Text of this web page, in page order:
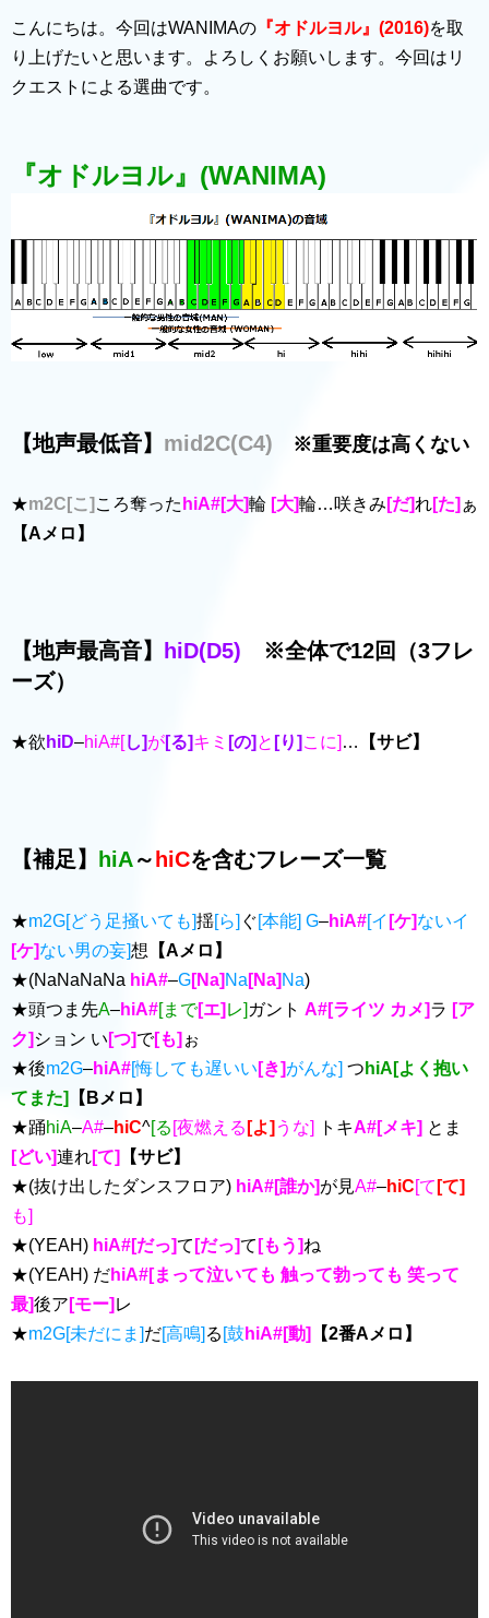
こんにちは。今回はWANIMAの 『オドルヨル』(2016)を取
り上げたいと思います。よろしくお願いします。今回はリ
クエストによる選曲です。
『オドルヨル』(WANIMA)
【地声最低音】 mid2C(C4) ※重要度は高くない
★m2C[こ] ころ奪った hiA#[大]輪 [大]輪…咲きみ [だ]れ[た] ぁ
【Aメロ】
【地声最高音】 hiD(D5) ※全体で12回（3フレ
ーズ）
★欲 hiD–hiA#[し]が[る]キミ [の] と [り] こに] … 【サビ】
【補足】 hiA～ hiCを含むフレーズ一覧
★m2G[どう足掻いても]揺[ら] ぐ[本能] G–hiA#[イ [ケ]ないイ
[ケ]ない男の妄]想 【Aメロ】
★(NaNaNaNa hiA#–G[Na] Na [Na] Na)
★頭つま先A–hiA#[まで[エ] レ] ガント A#[ライツ カメ]ラ [ア
ク] ション い [つ]で[も] ぉ
★後m2G–hiA#[悔しても遅いい [き]がんな] つ hiA[よく抱い
てまた]
【Bメロ】
★踊hiA–A#–hiC^[る [夜燃える [よ] うな] トキA#[メキ] とま
[どい]連れ[て]
【サビ】
★(抜け出したダンスフロア) hiA#[誰か]が見A#–hiC[て [て]
も]
★(YEAH) hiA#[だっ]て [だっ]て [もう]ね
★(YEAH) だhiA#[まって泣いても 触って勃っても 笑って
最]後ア [モー] レ
★m2G[未だにま]だ[高鳴] る [鼓hiA#[動] 【2番Aメロ】